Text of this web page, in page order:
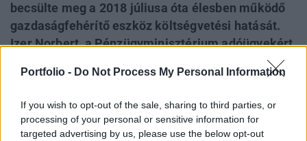
Portfolio - Do Not Process My Personal Information
If you wish to opt-out of the sale, sharing to third parties, or
processing of your personal or sensitive information for
targeted advertising by us, please use the below opt-out
becsülte meg a 2018 júliusa óta élesben működő
gazdaságfehérítő eszköz költségvetési hatását.
Izer Norbert, a Pénzügyminisztérium adóügyekért
következtetését: az általános forgalmi
azt a mértéket, amit pusztán a makrogazdasági
mutatók indokolnak. Ez tehát azt jelenti, hogy